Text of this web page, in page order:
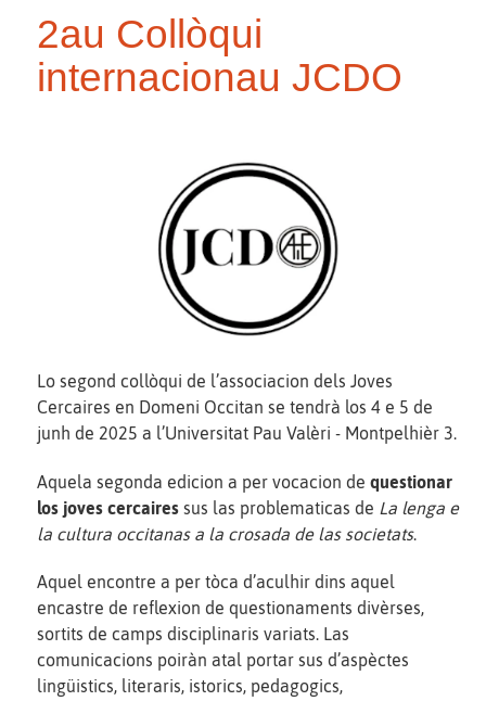
2au Collòqui
internacionau JCDO
Lo segond collòqui de l’associacion dels Joves
Cercaires en Domeni Occitan se tendrà los 4 e 5 de
junh de 2025 a l’Universitat Pau Valèri - Montpelhièr 3.
Aquela segonda edicion a per vocacion de questionar
los joves cercaires sus las problematicas de La lenga e
la cultura occitanas a la crosada de las societats.
Aquel encontre a per tòca d’aculhir dins aquel
encastre de reflexion de questionaments divèrses,
sortits de camps disciplinaris variats. Las
comunicacions poiràn atal portar sus d’aspèctes
lingüistics, literaris, istorics, pedagogics,